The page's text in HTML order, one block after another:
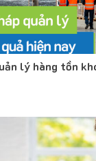
lý hàng tồn